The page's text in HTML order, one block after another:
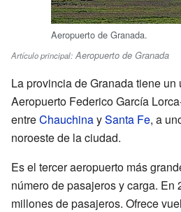
Aeropuerto de Granada.
Artículo principal: Aeropuerto de Granada
La provincia de Granada tiene un
Aeropuerto Federico García
entreChauchinaySanta Fe, a
noroeste de la ciudad.
Es el tercer aeropuerto más
número de pasajeros y carga. En
millones de pasajeros. Ofrece